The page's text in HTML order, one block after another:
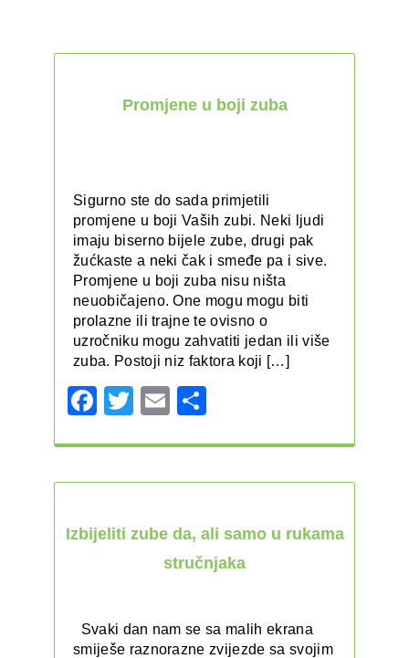
Promjene u boji zuba
Sigurno ste do sada primjetili
promjene u boji Vaših zubi. Neki ljudi
imaju biserno bijele zube, drugi pak
žućkaste a neki čak i smeđe pa i sive.
Promjene u boji zuba nisu ništa
neuobičajeno. One mogu mogu biti
prolazne ili trajne te ovisno o
uzročniku mogu zahvatiti jedan ili više
zuba. Postoji niz faktora koji […]
Facebook
Twitter
Email
Izbijeliti zube da, ali samo u rukama
stručnjaka
Svaki dan nam se sa malih ekrana
smiješe raznorazne zvijezde sa svojim